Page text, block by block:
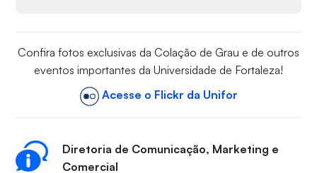
Confira fotos exclusivas da Colação de Grau e de outros
eventos importantes da Universidade de Fortaleza!
Acesse o Flickr da Unifor
Diretoria de Comunicação, Marketing e
Comercial